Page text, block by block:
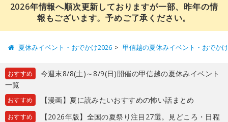
2026年情報へ順次更新しておりますが一部、昨年の情
報もございます。予めご了承ください。
夏休みイベント・おでかけ2026 甲信越の夏休みイベント・おでか
おすすめ
今週末8/8(土)～8/9(日)開催の甲信越の夏休みイベント
一覧
おすすめ 【漫画】夏に読みたいおすすめの怖い話まとめ
おすすめ
【2026年版】全国の夏祭り注目27選。見どころ・日程